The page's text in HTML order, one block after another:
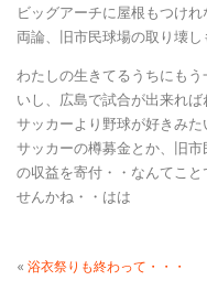
ビッグアーチに屋根もつけ
両論、旧市民球場の取り壊し
わたしの生きてるうちにも
いし、広島で試合が出来れ
サッカーより野球が好きみ
サッカーの樽募金とか、旧
の収益を寄付・・なんてこ
せんかね・・はは
« 浴衣祭りも終わって・・・